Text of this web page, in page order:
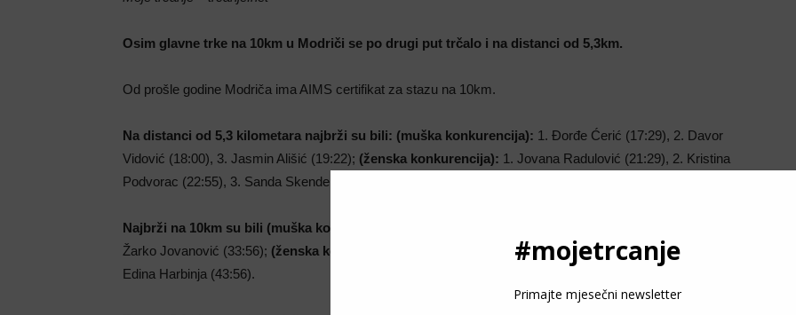
Osim glavne trke na 10km u Modriči se po drugi put trčalo i na distanci od 5,3km.
Od prošle godine Modriča ima AIMS certifikat za stazu na 10km.
Na distanci od 5,3 kilometara najbrži su bili: (muška konkurencija): 1. Đorđe Ćerić (17:29), 2. Davor
Vidović (18:00), 3. Jasmin Ališić (19:22); (ženska konkurencija): 1. Jovana Radulović (21:29), 2. Kristina
Podvorac (22:55), 3. Sanda Skenderija (23:16).
Najbrži na 10km su bili (muška konkurencija):
Žarko Jovanović (33:56); (ženska konkurencija):
1. Lucia Kimani (41:37), 2. Magdalena Katana (42:05), 3.
Edina Harbinja (43:56).